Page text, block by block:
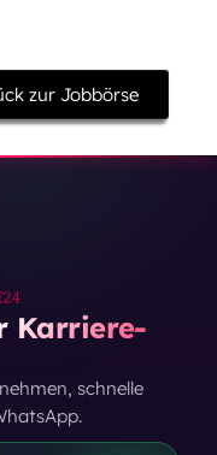
zur Jobbörse
Karriere-
schnelle